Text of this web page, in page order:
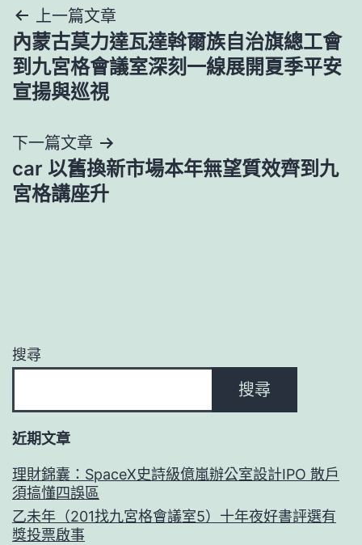
文
章
導
覽
上一篇文章
內蒙古莫力達瓦達斡爾族自治旗總工會
到九宮格會議室深刻一線展開夏季平安
宣揚與巡視
下一篇文章
car 以舊換新市場本年無望質效齊到九
宮格講座升
搜尋
搜尋
近期文章
理財錦囊：SpaceX史詩級億嵐辦公室設計IPO 散戶
須搞懂四誤區
乙未年（201找九宮格會議室5）十年夜好書評選有
獎投票啟事